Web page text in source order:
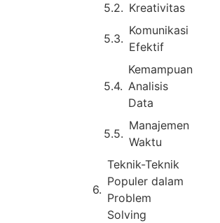
Kreativitas
Komunikasi
Efektif
Kemampuan
Analisis
Data
Manajemen
Waktu
Teknik-Teknik
Populer dalam
Problem
Solving